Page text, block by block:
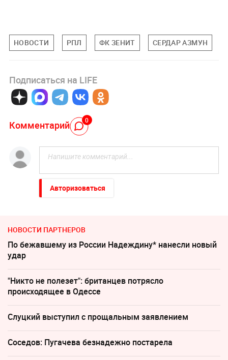
НОВОСТИ РПЛ ФК ЗЕНИТ СЕРДАР АЗМУН
Подписаться на LIFE
Комментарий 0
Авторизоваться
НОВОСТИ ПАРТНЕРОВ
По бежавшему из России Надеждину* нанесли новый
удар
"Никто не полезет": британцев потрясло
происходящее в Одессе
Слуцкий выступил с прощальным заявлением
Соседов: Пугачева безнадежно постарела